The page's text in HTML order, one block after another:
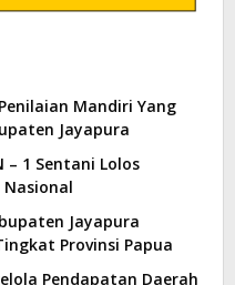
Mandiri Yang
Jayapura
– 1 Sentani Lolos
Jayapura
Provinsi Papua
Pendapatan Daerah